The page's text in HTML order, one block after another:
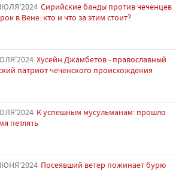
Сирийские банды против чеченцев
в Вене: кто и что за этим стоит?
Хусейн Джамбетов - православный
патриот чеченского происхождения
К успешным мусульманам: прошло
петлять
Посеявший ветер пожинает бурю